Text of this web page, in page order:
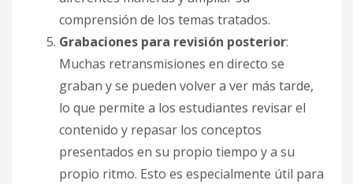
comprensión de los temas tratados.
Grabaciones para revisión posterior:
Muchas retransmisiones en directo se
graban y se pueden volver a ver más tarde,
lo que permite a los estudiantes revisar el
contenido y repasar los conceptos
presentados en su propio tiempo y a su
propio ritmo. Esto es especialmente útil para